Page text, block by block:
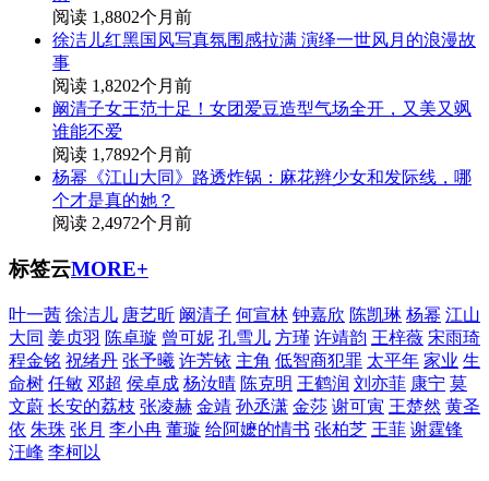
阅读 1,8802个月前
徐洁儿红黑国风写真氛围感拉满 演绎一世风月的浪漫故
事
阅读 1,8202个月前
阚清子女王范十足！女团爱豆造型气场全开，又美又飒
谁能不爱
阅读 1,7892个月前
杨幂《江山大同》路透炸锅：麻花辫少女和发际线，哪
个才是真的她？
阅读 2,4972个月前
标签云MORE+
叶一茜 徐洁儿 唐艺昕 阚清子 何宣林 钟嘉欣 陈凯琳 杨幂 江山
大同 姜贞羽 陈卓璇 曾可妮 孔雪儿 方瑾 许靖韵 王梓薇 宋雨琦
程金铭 祝绪丹 张予曦 许芳铱 主角 低智商犯罪 太平年 家业 生
命树 任敏 邓超 侯卓成 杨汝晴 陈克明 王鹤润 刘亦菲 康宁 莫
文蔚 长安的荔枝 张凌赫 金靖 孙丞潇 金莎 谢可寅 王楚然 黄圣
依 朱珠 张月 李小冉 董璇 给阿嬷的情书 张柏芝 王菲 谢霆锋
汪峰 李柯以